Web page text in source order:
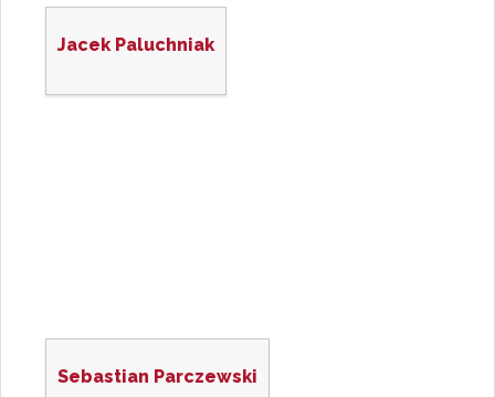
Jacek Paluchniak
Sebastian Parczewski